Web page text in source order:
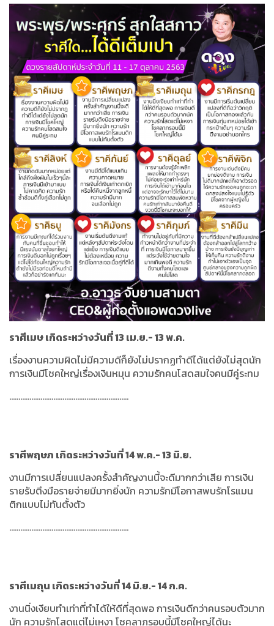
ราศีเมษ เกิดระหว่างวันที่ 13 เม.ย.- 13 พ.ค.
เรื่องงานความผิดไม่มีความดีก็ยังไม่ปรากฏทำดีได้แต่ยังไม่สุดนัก
การเงินมีโชคใหญ่เรื่องเงินหมุน ความรักคนโสดสมใจคนมีคู่ระทม
.................................................................
ราศีพฤษภ เกิดระหว่างวันที่ 14 พ.ค.- 13 มิ.ย.
งานมีการเปลี่ยนแปลงครั้งสำคัญงานนี้จะดีมากกว่าเสีย การเงิน
รายรับตึงมือรายจ่ายมีมากยิ่งนัก ความรักมีโอกาสพบรักโรแมน
ติกแบบไม่ทันตั้งตัว
.................................................................
ราศีเมถุน เกิดระหว่างวันที่ 14 มิ.ย.- 14 ก.ค.
งานนิ่งเงียบทำเท่าที่ทำได้ให้ดีที่สุดพอ การเงินดีกว่าคนรอบตัวมาก
นัก ความรักโสดแต่ไม่เหงา โชคลาภรอบนี้มีโชคใหญ่ได้นะ